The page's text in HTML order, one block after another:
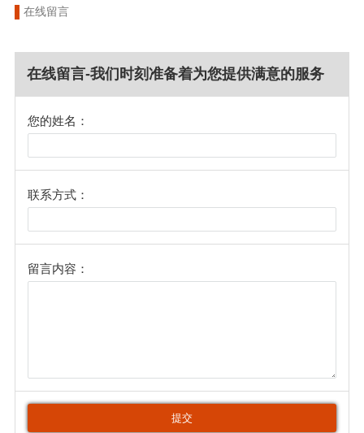
在线留言
在线留言-我们时刻准备着为您提供满意的服务
您的姓名：
联系方式：
留言内容：